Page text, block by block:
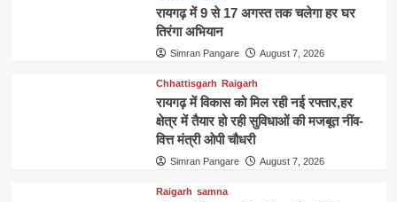
रायगढ़ में 9 से 17 अगस्त तक चलेगा हर घर
तिरंगा अभियान
Simran Pangare August 7, 2026
Chhattisgarh Raigarh
रायगढ़ में विकास को मिल रही नई रफ्तार,हर
क्षेत्र में तैयार हो रही सुविधाओं की मजबूत नींव-
वित्त मंत्री ओपी चौधरी
Simran Pangare August 7, 2026
Raigarh samna